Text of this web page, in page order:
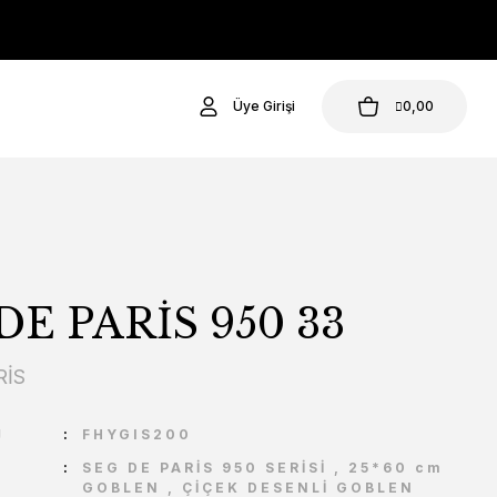
Üye Girişi 0,00
PARİS 950 33
FHYGIS200
SEG DE PARİS 950 SERİSİ , 25*60 cm
GOBLEN
, ÇİÇEK DESENLİ GOBLEN